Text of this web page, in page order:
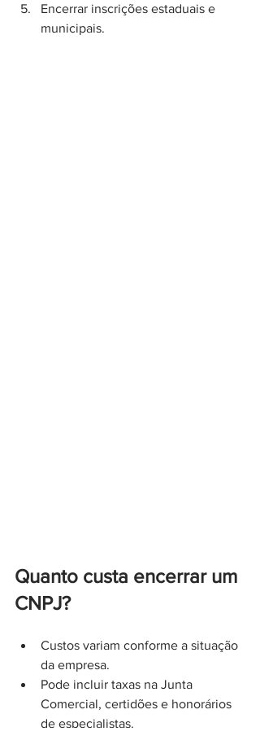
Encerrar inscrições estaduais e
municipais.
Quanto custa encerrar um
CNPJ?
Custos variam conforme a situação
da empresa.
Pode incluir taxas na Junta
Comercial, certidões e honorários
de especialistas.